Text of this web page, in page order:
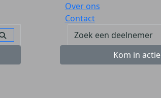
Over ons
Contact
Kom in actie